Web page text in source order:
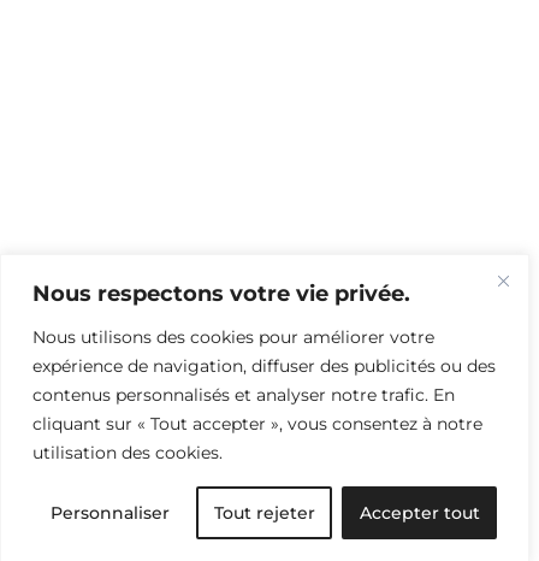
Nous respectons votre vie privée.
Nous utilisons des cookies pour améliorer votre
expérience de navigation, diffuser des publicités ou des
contenus personnalisés et analyser notre trafic. En
cliquant sur « Tout accepter », vous consentez à notre
utilisation des cookies.
Personnaliser Tout rejeter Accepter tout